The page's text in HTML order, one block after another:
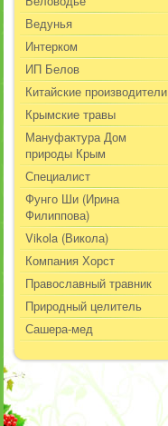
Ведунья
Интерком
ИП Белов
Китайские производители
Крымские травы
Мануфактура Дом
природы Крым
Специалист
Фунго Ши (Ирина
Филиппова)
Vikola (Викола)
Компания Хорст
Православный травник
Природный целитель
Сашера-мед